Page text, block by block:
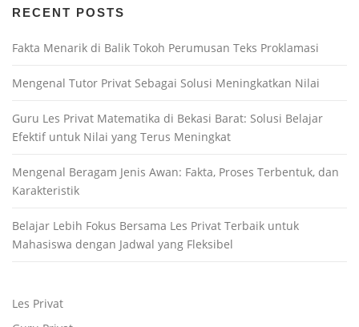
RECENT POSTS
Fakta Menarik di Balik Tokoh Perumusan Teks Proklamasi
Mengenal Tutor Privat Sebagai Solusi Meningkatkan Nilai
Guru Les Privat Matematika di Bekasi Barat: Solusi Belajar
Efektif untuk Nilai yang Terus Meningkat
Mengenal Beragam Jenis Awan: Fakta, Proses Terbentuk, dan
Karakteristik
Belajar Lebih Fokus Bersama Les Privat Terbaik untuk
Mahasiswa dengan Jadwal yang Fleksibel
Les Privat